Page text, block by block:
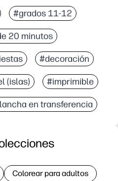
#grados 11-12
20 minutos
#decoración
(islas) #imprimible
en transferencia
Colorear para adultos